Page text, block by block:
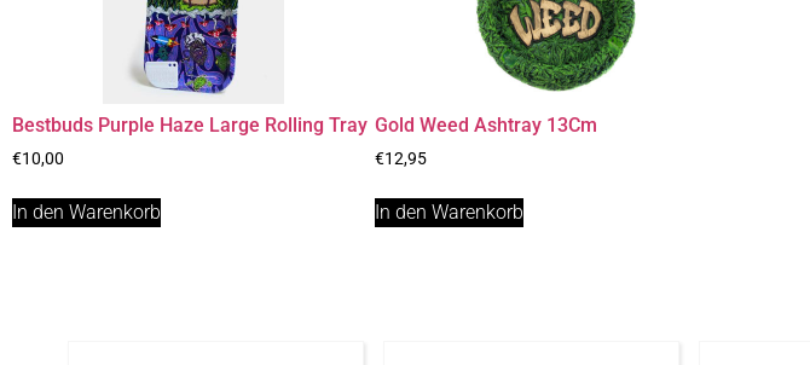
Bestbuds Purple Haze Large Rolling Tray
€10,00
In den Warenkorb
Gold Weed Ashtray 13Cm
€12,95
In den Warenkorb